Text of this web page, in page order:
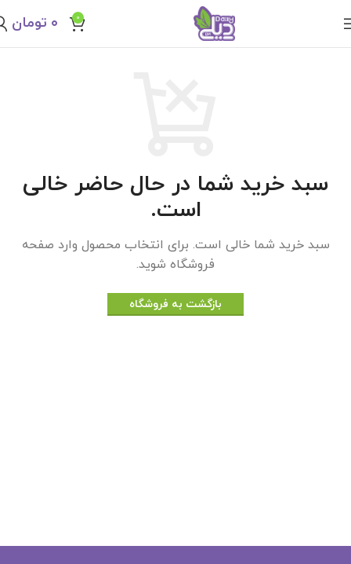
0 ۰ تومان
سبد خرید شما در حال حاضر خالی
است.
سبد خرید شما خالی است. برای انتخاب محصول وارد صفحه
فروشگاه شوید.
بازگشت به فروشگاه